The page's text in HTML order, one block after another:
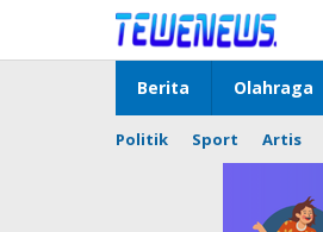
konten
Berita Olahraga
Politik Sport Artis